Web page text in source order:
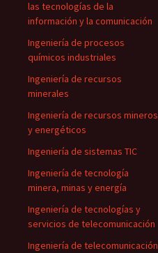
las tecnologías de la
información y la comunicación
Ingeniería de procesos
químicos industriales
Ingeniería de recursos
minerales
Ingeniería de recursos mineros
y energéticos
Ingeniería de sistemas TIC
Ingeniería de tecnología
minera, minas y energía
Ingeniería de tecnologías y
servicios de telecomunicación
Ingeniería de telecomunicación